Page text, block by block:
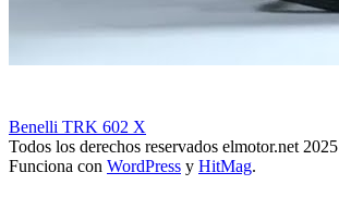
Benelli TRK 602 X
Todos los derechos reservados elmotor.net 2025
Funciona con WordPress y HitMag.